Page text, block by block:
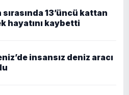
sırasında 13’üncü kattan
hayatını kaybetti
insansız deniz aracı